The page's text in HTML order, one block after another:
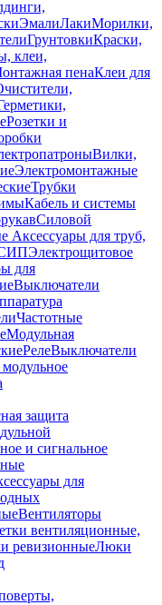
ЭмалиЛакиМорилки,
ГрунтовкиКраски,
клеи,
пенаКлеи для
Розетки и
Вилки,
Электромонтажные
Трубки
Кабель и системы
Силовой
Аксессуары для труб,
Электрощитовое
для
Выключатели
Частотные
Модульная
РелеВыключатели
защита
и сигнальное
для
Вентиляторы
вентиляционные,
ревизионныеЛюки